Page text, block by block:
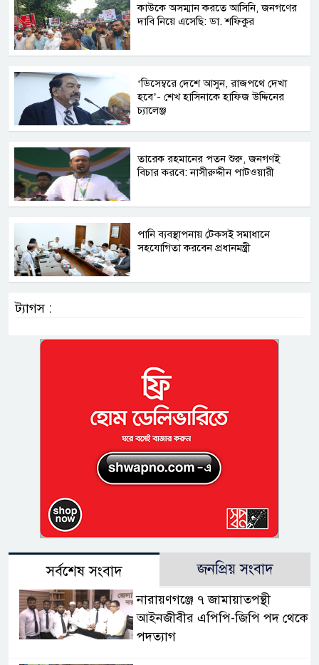
কাউকে অসম্মান করতে আসিনি, জনগণের
দাবি নিয়ে এসেছি: ডা. শফিকুর
‘ডিসেম্বরে দেশে আসুন, রাজপথে দেখা
হবে’- শেখ হাসিনাকে হাফিজ উদ্দিনের
চ্যালেঞ্জ
তারেক রহমানের পতন শুরু, জনগণই
বিচার করবে: নাসীরুদ্দীন পাটওয়ারী
পানি ব্যবস্থাপনায় টেকসই সমাধানে
সহযোগিতা করবেন প্রধানমন্ত্রী
ট্যাগস :
সর্বশেষ সংবাদ জনপ্রিয় সংবাদ
নারায়ণগঞ্জে ৭ জামায়াতপন্থী
আইনজীবীর এপিপি-জিপি পদ থেকে
পদত্যাগ